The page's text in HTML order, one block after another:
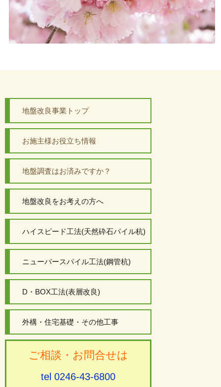
地盤改良事業トップ
お施主様お役立ち情報
地盤調査はお済みですか？
地盤改良をお考えの方へ
ハイスピード工法(天然砕石パイル杭)
ニューバースパイル工法(鋼管杭)
D・BOX工法(表層改良)
外構・住宅基礎・その他工事
ご相談・お問合せは
tel 0246-43-6800